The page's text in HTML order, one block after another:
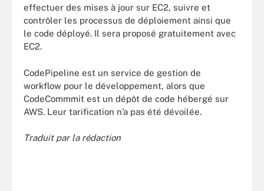
effectuer des mises à jour sur EC2, suivre et
contrôler les processus de déploiement ainsi que
le code déployé. Il sera proposé gratuitement avec
EC2.
CodePipeline est un service de gestion de
workflow pour le développement, alors que
CodeCommmit est un dépôt de code hébergé sur
AWS. Leur tarification n’a pas été dévoilée.
Traduit par la rédaction